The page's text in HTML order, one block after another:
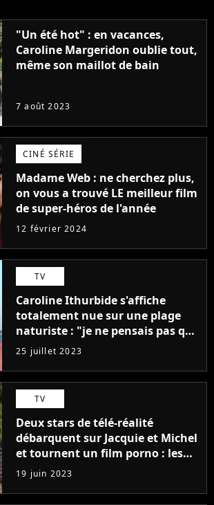
"Un été hot" : en vacances,
Caroline Margeridon oublie tout,
même son maillot de bain
7 août 2023
CINÉ SÉRIE
Madame Web : ne cherchez plus,
on vous a trouvé LE meilleur film
de super-héros de l'année
12 février 2024
TV
Caroline Ithurbide s'affiche
totalement nue sur une plage
naturiste : "je ne pensais pas que
j'arriverais à le faire..."
25 juillet 2023
TV
Deux stars de télé-réalité
débarquent sur Jacquie et Michel
et tournent un film porno : les
premières images du tournage
(exclu)
19 juin 2023